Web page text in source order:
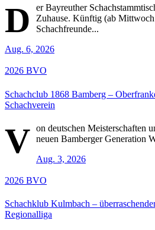
D
er Bayreuther
Zuhause. Künftig (ab
Schachfreunde...
Aug. 6, 2026
2026 BVO
Schachclub 1868 Bamberg –
Schachverein
V on deutschen Meisterschaften
neuen Bamberger Generation
Aug. 3, 2026
2026 BVO
Schachklub Kulmbach –
Regionalliga